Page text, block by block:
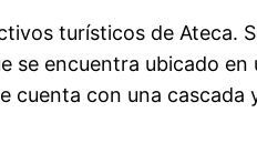
turísticos de Ateca.
se encuentra ubicado
cuenta con una